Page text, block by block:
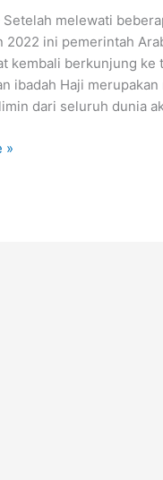
Setelah melewati
2022 ini pemerintah
kembali berkunjung ke
ibadah Haji
dari seluruh dunia
»